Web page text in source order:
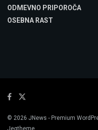
ODMEVNO PRIPOROČA
OSEBNA RAST
© 2026 JNews - Premium
Jegtheme